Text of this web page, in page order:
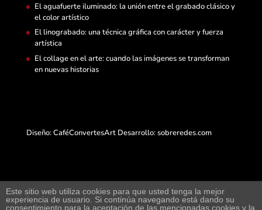
El aguafuerte iluminado: la unión entre el grabado clásico y
el color artístico
El linograbado: una técnica gráfica con carácter y fuerza
artística
El collage en el arte: cuando las imágenes se transforman
en nuevas historias
Diseño: CaféConvertesArt Desarrollo:sobreredes.com
Web de arte y exposición virtual junto a compra-
Este sitio web utiliza cookies para que usted tenga la mejor
experiencia de usuario. Si continúa navegando está dando su
consentimiento para la aceptación de las mencionadas cookies y la